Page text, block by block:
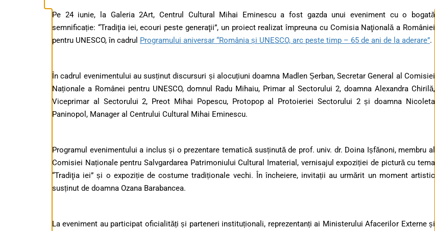
Pe 24 iunie, la Galeria 2Art, Centrul Cultural Mihai Eminescu a fost gazda unui eveniment cu o bogată
semnificație: “Tradiţia iei, ecouri peste generaţii”, un proiect realizat împreuna cu Comisia Naţională a României
pentru UNESCO, în cadrul Programului aniversar “România și UNESCO, arc peste timp – 65 de ani de la aderare”.
În cadrul evenimentului au susținut discursuri și alocuțiuni doamna Madlen Șerban, Secretar General al Comisiei
Naționale a Românei pentru UNESCO, domnul Radu Mihaiu, Primar al Sectorului 2, doamna Alexandra Chirilă,
Viceprimar al Sectorului 2, Preot Mihai Popescu, Protopop al Protoieriei Sectorului 2 și doamna Nicoleta
Paninopol , Manager al Centrului Cultural Mihai Eminescu.
Programul evenimentului a inclus și o prezentare tematică susținută de prof. univ. dr. Doina Ișfănoni, membru al
Comisiei Naționale pentru Salvgardarea Patrimoniului Cultural Imaterial, vernisajul expoziției de pictură cu tema
“Tradiţia iei” și o expoziție de costume tradiționale vechi. În încheiere, invitații au urmărit un moment artistic
susținut de doamna Ozana Barabancea.
La eveniment au participat oficialități și parteneri instituționali, reprezentanți ai Ministerului Afacerilor Externe și